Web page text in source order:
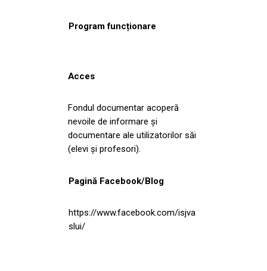
Program funcționare
Acces
Fondul documentar acoperă
nevoile de informare și
documentare ale utilizatorilor săi
(elevi și profesori).
Pagină Facebook/Blog
https://www.facebook.com/isjva
slui/